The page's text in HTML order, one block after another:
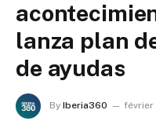
lanza plan
de ayudas
By Iberia360 février